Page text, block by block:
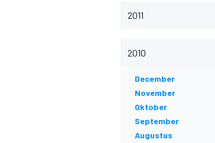
2011
2010
December
November
Oktober
September
Augustus